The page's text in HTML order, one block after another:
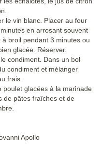
le vin blanc. Placer au four
en arrosant souvent
broil pendant 3 minutes ou
glacée. Réserver.
condiment. Dans un bol
condiment et mélanger
frais.
poulet glacées à la marinade
de pâtes fraîches et de
Apollo